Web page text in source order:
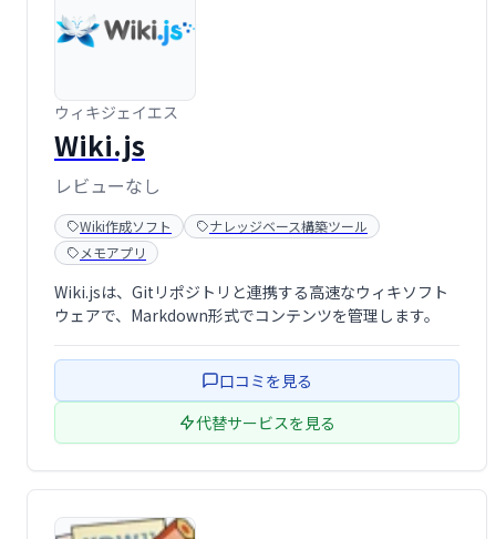
ウィキジェイエス
Wiki.js
レビューなし
Wiki作成ソフト
ナレッジベース構築ツール
メモアプリ
Wiki.jsは、Gitリポジトリと連携する高速なウィキソフト
ウェアで、Markdown形式でコンテンツを管理します。
口コミを見る
代替サービスを見る